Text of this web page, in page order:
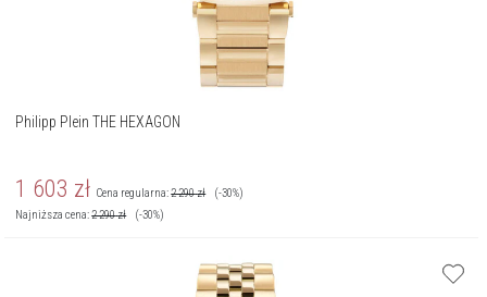
Philipp Plein THE HEXAGON
1 603 zł Cena regularna:2 290zł
(-30%)
Najniższa cena:2 290zł (-30%)